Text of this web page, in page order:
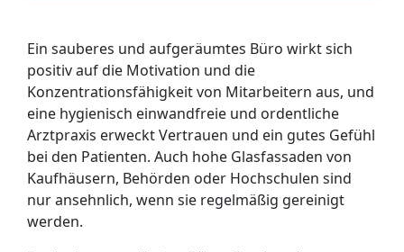
Ein sauberes und aufgeräumtes Büro wirkt sich
positiv auf die Motivation und die
Konzentrationsfähigkeit von Mitarbeitern aus, und
eine hygienisch einwandfreie und ordentliche
Arztpraxis erweckt Vertrauen und ein gutes Gefühl
bei den Patienten. Auch hohe Glasfassaden von
Kaufhäusern, Behörden oder Hochschulen sind
nur ansehnlich, wenn sie regelmäßig gereinigt
werden.